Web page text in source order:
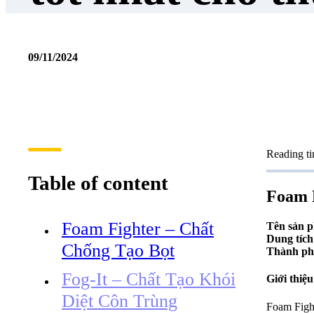
09/11/2024
Table of content
Foam Fighter – Chất
Chống Tạo Bọt
Fog-It – Chất Tạo Khói
Diệt Côn Trùng
Reading
Foam
Tên sản
Dung tích
Thành
Giới
Foam